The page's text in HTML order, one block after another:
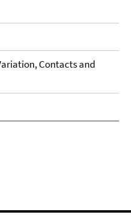
Contacts and